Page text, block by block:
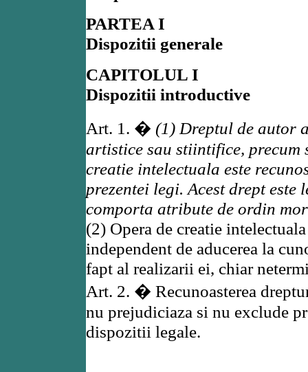
PARTEA I
Dispozitii generale
CAPITOLUL I
Dispozitii introductive
Art. 1. � (1) Dreptul de autor
artistice sau stiintifice, precum
creatie intelectuala este
prezentei legi. Acest drept
comporta atribute de ordin
(2) Opera de creatie
independent de aducerea la
fapt al realizarii ei, chiar
Art. 2. � Recunoasterea
nu prejudiciaza si nu exclude
dispozitii legale.